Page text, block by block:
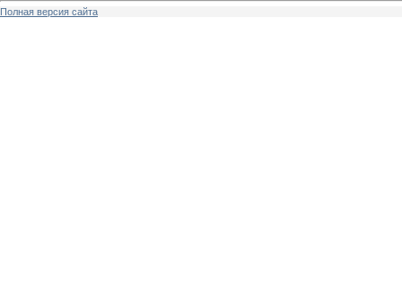
Полная версия сайта